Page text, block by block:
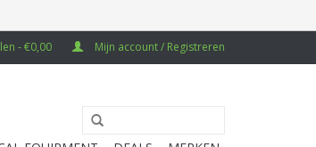
- €0,00 Mijn account / Registreren